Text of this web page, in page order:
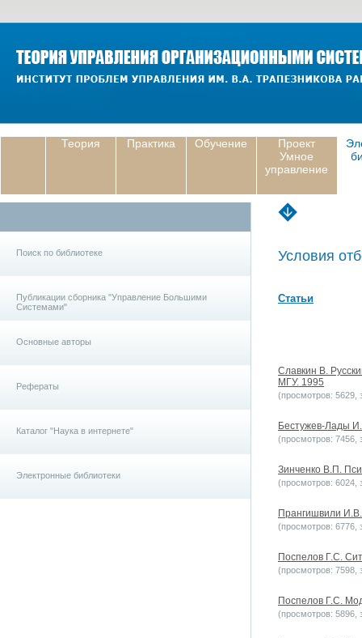
Теория Практика Обучение
Проект
Умное
управление
Поиск по библиотеке
Публикации сборника "Управление Большими
Системами"
Основные авторы
Рефераты
Каталог "Наука в интернете"
Электронные библиотеки
Условия
Статьи
Славкин В.
МГУ. 1995
(просмотров: 5629,
Бестужев-Лады
(просмотров: 7456,
Зинченко В.П.
(просмотров: 6024,
Прангишвили
(просмотров: 6776,
Поспелов Г.С.
(просмотров: 7598,
Поспелов Г.С.
(просмотров: 5896,